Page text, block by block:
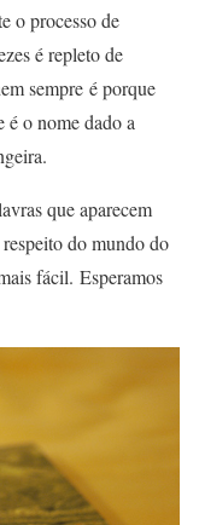
o processo de
é repleto de
sempre é porque
é o nome dado a
que aparecem
do mundo do
fácil. Esperamos